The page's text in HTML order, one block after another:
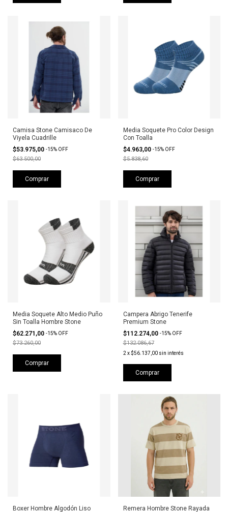
Camisa Stone Camisaco De
Viyela Cuadrille
$53.975,00 -15% OFF
$63.500,00
Comprar
Media Soquete Pro Color Design
Con Toalla
$4.963,00 -15% OFF
$5.838,60
Comprar
Media Soquete Alto Medio Puño
Sin Toalla Hombre Stone
$62.271,00 -15% OFF
$73.260,00
Comprar
Campera Abrigo Tenerife
Premium Stone
$112.274,00 -15% OFF
$132.086,67
2 x$56.137,00 sin interés
Comprar
Boxer Hombre Algodón Liso Remera Hombre Stone Rayada